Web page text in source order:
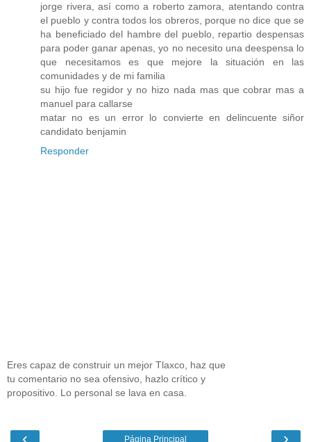
jorge rivera, así como a roberto zamora, atentando contra
el pueblo y contra todos los obreros, porque no dice que se
ha beneficiado del hambre del pueblo, repartio despensas
para poder ganar apenas, yo no necesito una deespensa lo
que necesitamos es que mejore la situación en las
comunidades y de mi familia
su hijo fue regidor y no hizo nada mas que cobrar mas a
manuel para callarse
matar no es un error lo convierte en delincuente siñor
candidato benjamin
Responder
Eres capaz de construir un mejor Tlaxco, haz que
tu comentario no sea ofensivo, hazlo crítico y
propositivo. Lo personal se lava en casa.
Página Principal